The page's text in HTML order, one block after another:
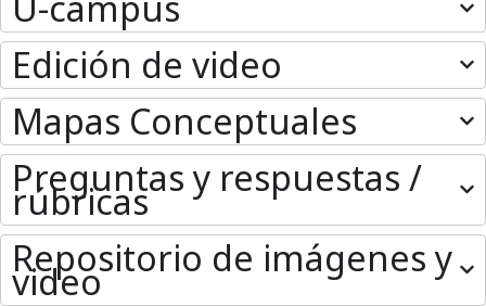
Edición de video
Mapas Conceptuales
Preguntas y respuestas /
rúbricas
Repositorio de imágenes y
video